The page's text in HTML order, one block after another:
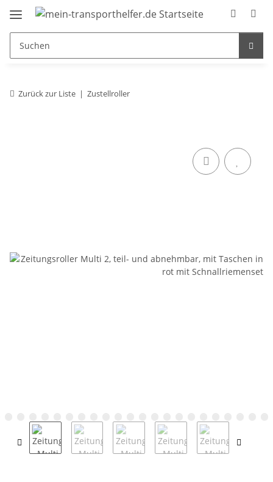
Zurück zur Liste Zustellroller